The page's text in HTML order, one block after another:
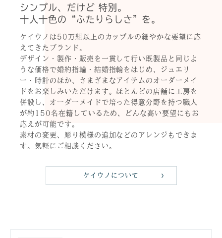
シンプル、だけど 特別。
十人十色の“ふたりらしさ”を。
ケイウノは50万組以上のカップルの細やかな要望に応
えてきたブランド。
デザイン・製作・販売を一貫して行い既製品と同じよ
うな価格で婚約指輪・結婚指輪をはじめ、ジュエリ
ー・時計のほか、さまざまなアイテムのオーダーメイ
ドをお楽しみいただけます。ほとんどの店舗に工房を
併設し、オーダーメイドで培った得意分野を持つ職人
が約150名在籍しているため、どんな高い要望にもお
応えが可能です。
素材の変更、彫り模様の追加などのアレンジもできま
す。気軽にご相談ください。
ケイウノについて